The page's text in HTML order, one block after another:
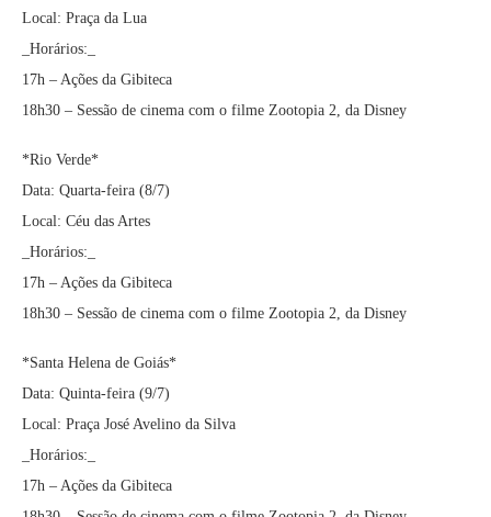
Local: Praça da Lua
_Horários:_
17h – Ações da Gibiteca
18h30 – Sessão de cinema com o filme Zootopia 2, da Disney
*Rio Verde*
Data: Quarta-feira (8/7)
Local: Céu das Artes
_Horários:_
17h – Ações da Gibiteca
18h30 – Sessão de cinema com o filme Zootopia 2, da Disney
*Santa Helena de Goiás*
Data: Quinta-feira (9/7)
Local: Praça José Avelino da Silva
_Horários:_
17h – Ações da Gibiteca